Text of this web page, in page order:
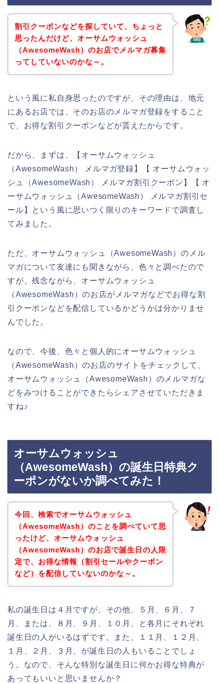
割引クーポンなどを探していて、ちょっと
思ったんだけど、オーサムウォッシュ
（AwesomeWash）のお店でメルマガ募集
ってしていないのかな～。
という風に私自身思ったのですが、その理由は、地元
にあるお店では、そのお店のメルマガ登録をすること
で、お得な割引クーポンなどが貰えたからです。
だから、まずは、【オーサムウォッシュ
（AwesomeWash） メルマガ登録】【 オーサムウォッ
シュ（AwesomeWash） メルマガ割引クーポン】【 オ
ーサムウォッシュ（AwesomeWash） メルマガ割引セ
ール】という風に思いつく限りのキーワードで調査し
てみました。
ただ、オーサムウォッシュ（AwesomeWash）のメル
マガについて友達にも聞きながら、色々と調べたので
すが、残念ながら、オーサムウォッシュ
（AwesomeWash）のお店がメルマガなどでお得な割
引クーポンなどを配信しているかどうかは分かりませ
んでした。
なので、今後、色々と個人的にオーサムウォッシュ
（AwesomeWash）のお店のサイトをチェックして、
オーサムウォッシュ（AwesomeWash）のメルマガな
どをみつけることができたらシェアさせていただきま
すね♪
オーサムウォッシュ
（AwesomeWash）の誕生日特典ク
ーポンがないか調べてみた！
今回、検索でオーサムウォッシュ
（AwesomeWash）のことを調べていて思
ったけど、オーサムウォッシュ
（AwesomeWash）のお店で誕生日の人限
定で、お得な情報（割引セールやクーポン
など）を配信していないのかな～。
私の誕生日は４月ですが、その他、５月、６月、７
月、または、８月、９月、１０月、と各月にそれぞれ
誕生日の人がいるはずです。また、１１月、１２月、
１月、２月、３月、が誕生日の人もいることでしょ
う。なので、そんな特別な誕生日に何かお得な特典が
あってもいいと思いませんか？